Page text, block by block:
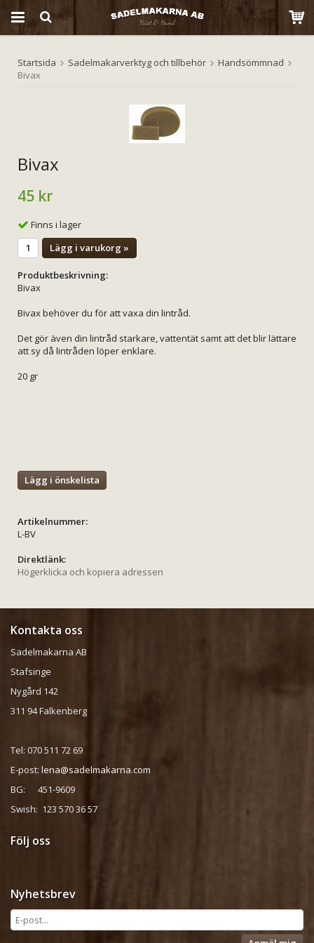
Produkten har blivit tillagd i varukorgen
Startsida Sadelmakarverktyg och tillbehör
Handsömmnad
Bivax
Bivax
45 kr
Finns i lager
Lägg i varukorg »
Produktbeskrivning:
Bivax
Bivax behöver du för att vaxa din lintråd.
Det gör även din lintråd starkare, vattentät samt att det blir lättare
att sy då lintråden löper enklare.
20 gr
Lägg i önskelista
Artikelnummer:
L-BV
Direktlänk:
Högerklicka och kopiera adressen
Kontakta oss
Sadelmakarna AB
Stafsinge
Nygård 142
311 94 Falkenberg
Tel: 070 511 72 69
E-post: lena@sadelmakarna.com
BG: 451-9609
Swish: 123 570 36 57
Följ oss
Nyhetsbrev